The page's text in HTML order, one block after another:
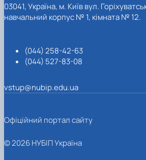
03041, Україна, м. Київ вул.
навчальний корпус № 1, кімната № 12.
(044) 258-42-63
(044) 527-83-08
vstup@nubip.edu.ua
Офіційний портал сайту
© 2026 НУБІП Україна